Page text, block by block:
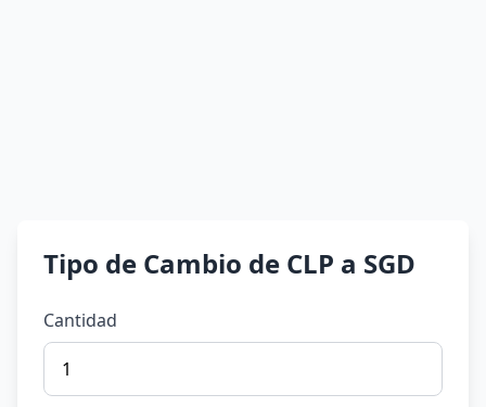
Tipo de Cambio de CLP a SGD
Cantidad